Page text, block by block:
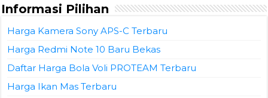
Informasi Pilihan
Harga Kamera Sony APS-C Terbaru
Harga Redmi Note 10 Baru Bekas
Daftar Harga Bola Voli PROTEAM Terbaru
Harga Ikan Mas Terbaru